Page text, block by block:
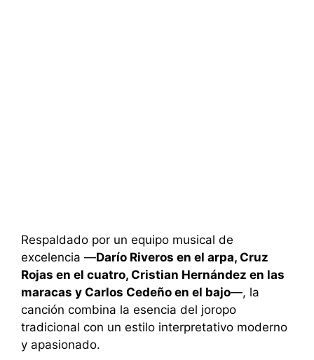
Respaldado por un equipo musical de
excelencia —Darío Riveros en el arpa, Cruz
Rojas en el cuatro, Cristian Hernández en las
maracas y Carlos Cedeño en el bajo—, la
canción combina la esencia del joropo
tradicional con un estilo interpretativo moderno
y apasionado.